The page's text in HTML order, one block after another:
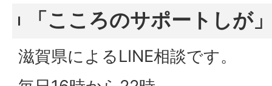
「こころのサポートしが
滋賀県によるLINE相談です。